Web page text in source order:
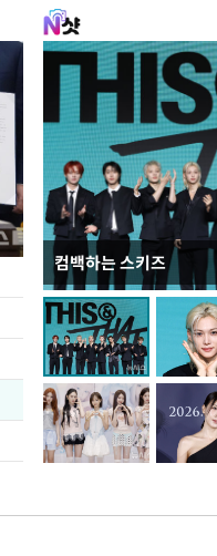
컴백하는 스키즈
입추 코앞인데 전국엔